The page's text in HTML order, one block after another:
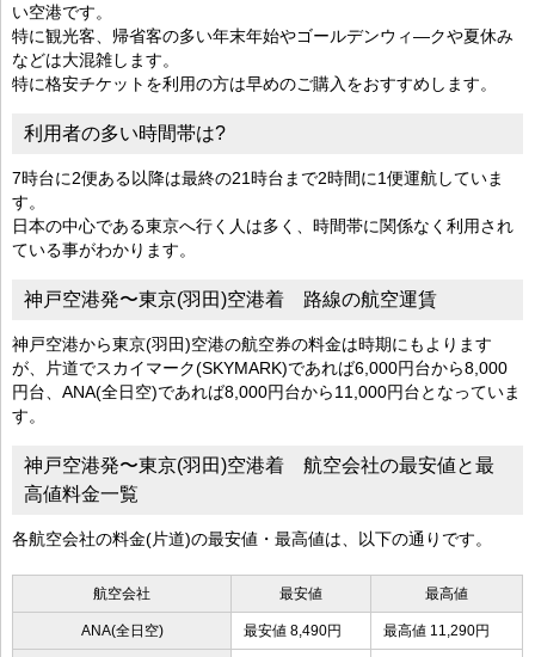
い空港です。
特に観光客、帰省客の多い年末年始やゴールデンウィ―クや夏休み
などは大混雑します。
特に格安チケットを利用の方は早めのご購入をおすすめします。
利用者の多い時間帯は?
7時台に2便ある以降は最終の21時台まで2時間に1便運航していま
す。
日本の中心である東京へ行く人は多く、時間帯に関係なく利用され
ている事がわかります。
神戸空港発〜東京(羽田)空港着 路線の航空運賃
神戸空港から東京(羽田)空港の航空券の料金は時期にもよります
が、片道でスカイマーク(SKYMARK)であれば6,000円台から8,000
円台、ANA(全日空)であれば8,000円台から11,000円台となっていま
す。
神戸空港発〜東京(羽田)空港着 航空会社の最安値と最
高値料金一覧
各航空会社の料金(片道)の最安値・最高値は、以下の通りです。
航空会社 最安値 最高値
ANA(全日空) 最安値 8,490円 最高値 11,290円